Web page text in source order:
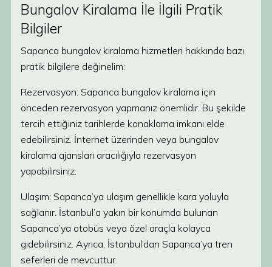
Bungalov Kiralama İle İlgili Pratik
Bilgiler
Sapanca bungalov kiralama hizmetleri hakkında bazı
pratik bilgilere değinelim:
Rezervasyon: Sapanca bungalov kiralama için
önceden rezervasyon yapmanız önemlidir. Bu şekilde
tercih ettiğiniz tarihlerde konaklama imkanı elde
edebilirsiniz. İnternet üzerinden veya bungalov
kiralama ajansları aracılığıyla rezervasyon
yapabilirsiniz.
Ulaşım: Sapanca’ya ulaşım genellikle kara yoluyla
sağlanır. İstanbul’a yakın bir konumda bulunan
Sapanca’ya otobüs veya özel araçla kolayca
gidebilirsiniz. Ayrıca, İstanbul’dan Sapanca’ya tren
seferleri de mevcuttur.